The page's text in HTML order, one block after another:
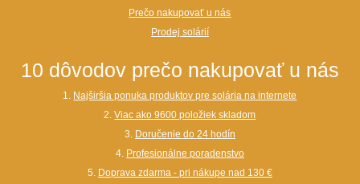
Prečo nakupovať u nás
Prodej solárií
10 dôvodov prečo nakupovať u nás
1. Najširšia ponuka produktov pre solária na internete
2.Viac ako 9600 položiek skladom
3. Doručenie do 24 hodín
4. Profesionálne poradenstvo
5. Doprava zdarma - pri nákupe nad 130 €